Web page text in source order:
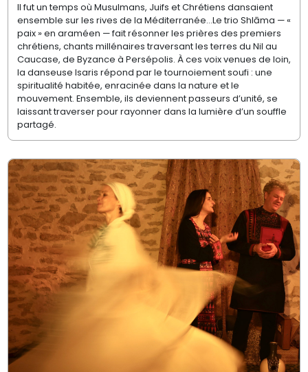
Il fut un temps où Musulmans, Juifs et Chrétiens dansaient
ensemble sur les rives de la Méditerranée…Le trio Shlāma — «
paix » en araméen — fait résonner les prières des premiers
chrétiens, chants millénaires traversant les terres du Nil au
Caucase, de Byzance à Persépolis. À ces voix venues de loin,
la danseuse Isaris répond par le tournoiement soufi : une
spiritualité habitée, enracinée dans la nature et le
mouvement. Ensemble, ils deviennent passeurs d’unité, se
laissant traverser pour rayonner dans la lumière d’un souffle
partagé.